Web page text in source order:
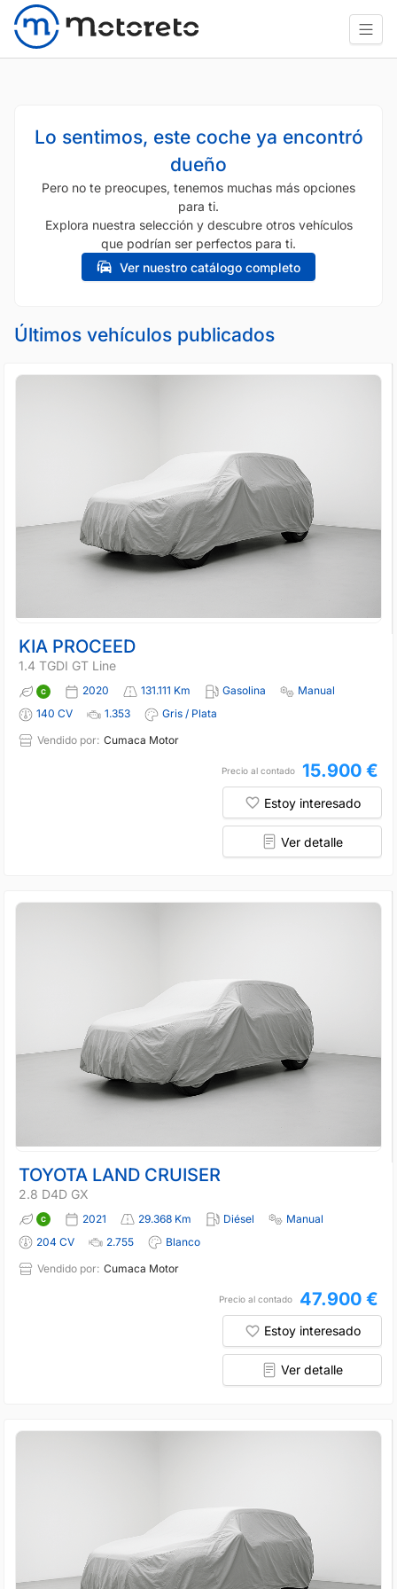
Lo sentimos, este coche ya encontró
dueño
Pero no te preocupes, tenemos muchas más opciones
para ti.
Explora nuestra selección y descubre otros vehículos
que podrían ser perfectos para ti.
Ver nuestro catálogo completo
Últimos vehículos publicados
KIA PROCEED
1.4 TGDI GT Line
2020 131.111 Km Gasolina
Manual
140 CV
1.353
Gris / Plata
Vendido por: Cumaca Motor
Precio al contado 15.900 €
Estoy interesado
Ver detalle
TOYOTA LAND CRUISER
2.8 D4D GX
2021 29.368 Km Diésel
Manual
204 CV
2.755
Blanco
Vendido por: Cumaca Motor
Precio al contado 47.900 €
Estoy interesado
Ver detalle